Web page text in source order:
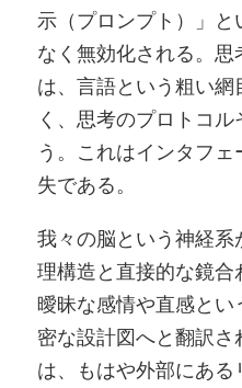
示（プロンプト）」と
なく無効化される。
は、言語という粗い
く、思考のプロトコ
う。これはインタフ
失である。
我々の脳という神経
理構造と直接的な鏡合
曖昧な感情や直感と
密な設計図へと翻訳
は、もはや外部にある